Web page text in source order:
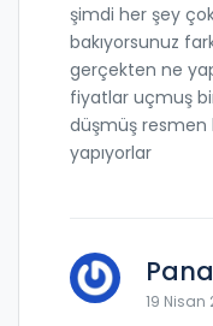
şimdi her şey
bakıyorsunuz
gerçekten ne
fiyatlar uçmuş
düşmüş resmen
yapıyorlar
19 Nisan